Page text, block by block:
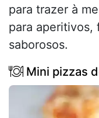
para trazer à
para aperitivos,
saborosos.
Mini pizzas